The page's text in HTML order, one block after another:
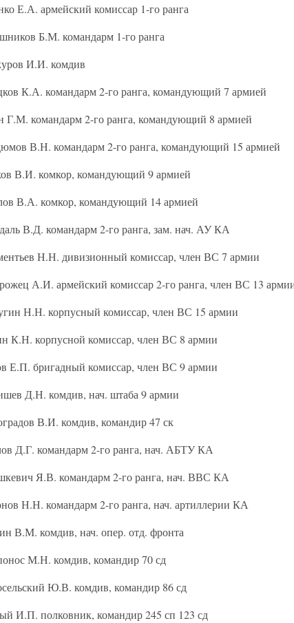
Е.А. армейский комиссар 1-го ранга
Б.М. командарм 1-го ранга
И.И. комдив
К.А. командарм 2-го ранга, командующий 7 армией
Г.М. командарм 2-го ранга, командующий 8 армией
В.Н. командарм 2-го ранга, командующий 15 армией
В.И. комкор, командующий 9 армией
В.А. комкор, командующий 14 армией
В.Д. командарм 2-го ранга, зам. нач. АУ КА
Н.Н. дивизионный комиссар, член ВС 7 армии
А.И. армейский комиссар 2-го ранга, член ВС 13
Н.Н. корпусный комиссар, член ВС 15 армии
К.Н. корпусной комиссар, член ВС 8 армии
Е.П. бригадный комиссар, член ВС 9 армии
Д.Н. комдив, нач. штаба 9 армии
В.И. комдив, командир 47 ск
Д.Г. командарм 2-го ранга, нач. АБТУ КА
Я.В. командарм 2-го ранга, нач. ВВС КА
Н.Н. командарм 2-го ранга, нач. артиллерии КА
В.М. комдив, нач. опер. отд. фронта
М.Н. комдив, командир 70 сд
Ю.В. комдив, командир 86 сд
И.П. полковник, командир 245 сп 123 сд